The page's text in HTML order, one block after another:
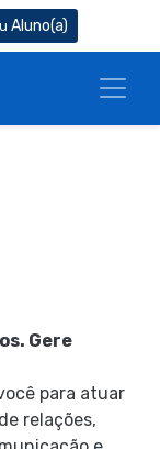
Aluno(a)
Gere
para atuar
relações,